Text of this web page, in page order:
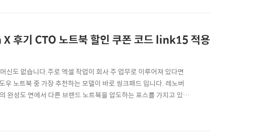
후기 CTO 노트북 할인 쿠폰 코드 link15 적용
신도 없습니다.주로 엑셀 작업이 회사 주 업무로 이루어져 있다면
노트북 중 가장 추천하는 모델이 바로 씽크패드 입니다. 레노버
성도 면에서 다른 브랜드 노트북을 압도하는 포스를 가지고 있
재 모델 사용 후기지금까지 윈도우PC 노트북 시장을 인텔과